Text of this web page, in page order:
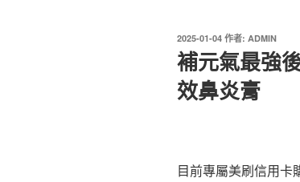
發
佈
於
2025-01-04 作者: ADMIN
補元氣最強
效鼻炎膏
目前專屬美刷信用卡